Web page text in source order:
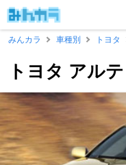
みんカラ
車種別 トヨタ
トヨタ アル